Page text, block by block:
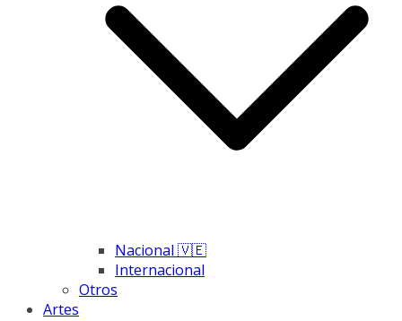
Nacional 🇻🇪
Internacional
Otros
Artes